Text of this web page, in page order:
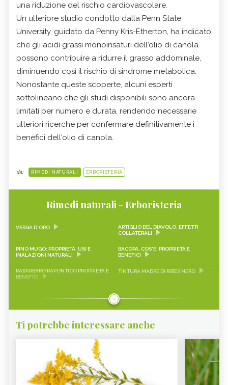
una riduzione del rischio cardiovascolare.
Un ulteriore studio condotto dalla Penn State
University, guidato da Penny Kris-Etherton, ha indicato
che gli acidi grassi monoinsaturi dell'olio di canola
possono contribuire a ridurre il grasso addominale,
diminuendo così il rischio di sindrome metabolica.
Nonostante queste scoperte, alcuni esperti
sottolineano che gli studi disponibili sono ancora
limitati per numero e durata, rendendo necessarie
ulteriori ricerche per confermare definitivamente i
benefici dell'olio di canola.
da: RIMEDI NATURALI ERBORISTERIA
Rimedi naturali - Erboristeria
VERGA D'ORO
ARTIGLIO DEL DIAVOLO, EFFETTI
COLLATERALI
PINO MUGO: PROPRIETÀ, USI E
INALAZIONI NATURALI
BACOPA, COS'È, PROPRIETÀ E
BENEFICI
RABARBARO RAPONTICO PROPRIETÀ E
BENEFICI
TINTURA MADRE DI RIBES NERO
KARKADÈ
ERICA - CURE-NATURALI.IT
PIANTE PER COMBATTERE
PROANTOCIANIDINE: COSA SONO,
Ti potrebbe interessare anche